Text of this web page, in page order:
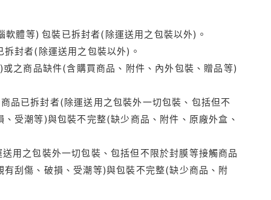
體等) 包裝已拆封者(除運送用之包裝以外)。
封者(除運送用之包裝以外)。
之商品缺件(含購買商品、附件、內外包裝、贈品等)
品已拆封者(除運送用之包裝外一切包裝、包括但不
受潮等)與包裝不完整(缺少商品、附件、原廠外盒、
用之包裝外一切包裝、包括但不限於封膜等接觸商品
刮傷、破損、受潮等)與包裝不完整(缺少商品、附